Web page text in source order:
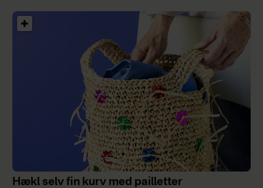
Hækl selv fin kurv med pailletter